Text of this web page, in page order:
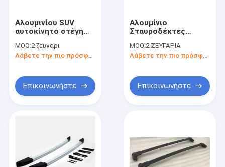
Βίντεο
Αλουμινίου SUV
αυτοκίνητο στέγη
σιδηροτροχιά Toyota
RAV4 2019 σε μαύρο
MOQ:2 ζευγάρι
Λάβετε την πιο πρόσφατη τιμή
Επικοινωνήστε
Αλουμίνιο
Σταυροδέκτες
αυτοκινήτων για CRV
2007-2011
MOQ:2 ΖΕΥΓΑΡΙΑ
Επικοινωνήστε